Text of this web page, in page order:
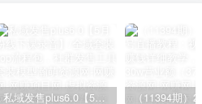
私域发售plus6.0【5月份线下课录音】/全域套装sop流程包，社群发售工具套装模型